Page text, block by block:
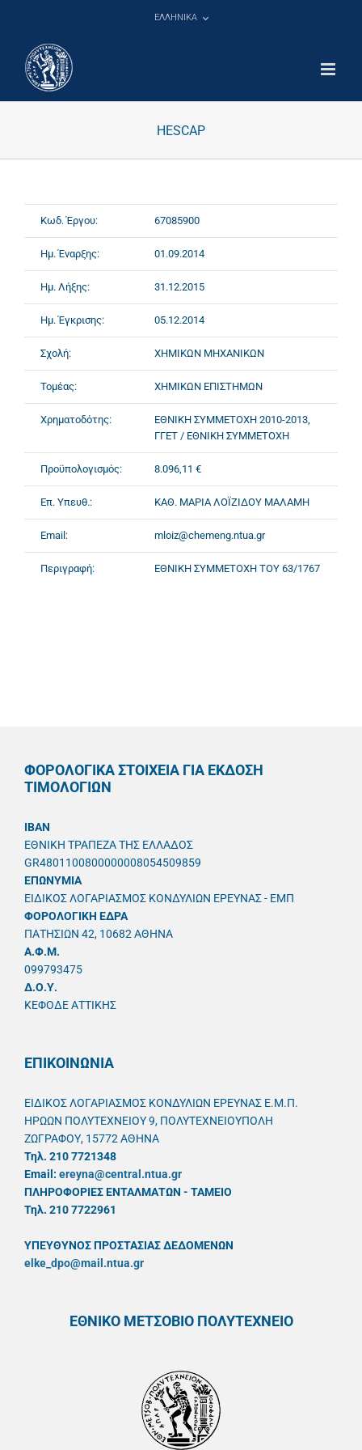
ΕΛΛΗΝΙΚΑ
HESCAP
Κωδ. Έργου: 67085900
Ημ. Έναρξης: 01.09.2014
Ημ. Λήξης: 31.12.2015
Ημ. Έγκρισης: 05.12.2014
Σχολή: ΧΗΜΙΚΩΝ ΜΗΧΑΝΙΚΩΝ
Τομέας: ΧΗΜΙΚΩΝ ΕΠΙΣΤΗΜΩΝ
Χρηματοδότης:
ΕΘΝΙΚΗ ΣΥΜΜΕΤΟΧΗ 2010-2013,
ΓΓΕΤ / ΕΘΝΙΚΗ ΣΥΜΜΕΤΟΧΗ
Προϋπολογισμός: 8.096,11 €
Επ. Υπευθ.: ΚΑΘ. ΜΑΡΙΑ ΛΟΪΖΙΔΟΥ ΜΑΛΑΜΗ
Email: mloiz@chemeng.ntua.gr
Περιγραφή: ΕΘΝΙΚΗ ΣΥΜΜΕΤΟΧΗ ΤΟΥ 63/1767
ΦΟΡΟΛΟΓΙΚΑ ΣΤΟΙΧΕΙΑ ΓΙΑ ΕΚΔΟΣΗ
ΤΙΜΟΛΟΓΙΩΝ
IBAN
ΕΘΝΙΚΗ ΤΡΑΠΕΖΑ ΤΗΣ ΕΛΛΑΔΟΣ
GR4801100800000008054509859
ΕΠΩΝΥΜΙΑ
ΕΙΔΙΚΟΣ ΛΟΓΑΡΙΑΣΜΟΣ ΚΟΝΔΥΛΙΩΝ ΕΡΕΥΝΑΣ - ΕΜΠ
ΦΟΡΟΛΟΓΙΚΗ ΕΔΡΑ
ΠΑΤΗΣΙΩΝ 42, 10682 ΑΘΗΝΑ
A.Φ.Μ.
099793475
Δ.Ο.Υ.
ΚΕΦΟΔΕ ΑΤΤΙΚΗΣ
ΕΠΙΚΟΙΝΩΝΙΑ
ΕΙΔΙΚΟΣ ΛΟΓΑΡΙΑΣΜΟΣ ΚΟΝΔΥΛΙΩΝ ΕΡΕΥΝΑΣ Ε.Μ.Π.
ΗΡΩΩΝ ΠΟΛΥΤΕΧΝΕΙΟΥ 9, ΠΟΛΥΤΕΧΝΕΙΟΥΠΟΛΗ
ΖΩΓΡΑΦΟΥ, 15772 ΑΘΗΝΑ
Τηλ. 210 7721348
Email: ereyna@central.ntua.gr
ΠΛΗΡΟΦΟΡΙΕΣ ΕΝΤΑΛΜΑΤΩΝ - ΤΑΜΕΙΟ
Τηλ. 210 7722961
ΥΠΕΥΘYΝΟΣ ΠΡΟΣΤΑΣΙΑΣ ΔΕΔΟΜΕΝΩΝ
elke_dpo@mail.ntua.gr
ΕΘΝΙΚΟ ΜΕΤΣΟΒΙΟ ΠΟΛΥΤΕΧΝΕΙΟ